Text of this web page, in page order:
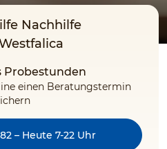
Nachhilfe
Probestunden
einen Beratungstermin
– Heute 7-22 Uhr